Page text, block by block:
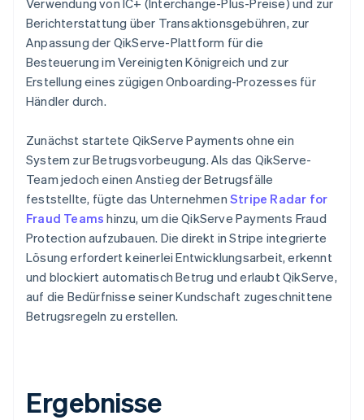
Berichterstattung über Transaktionsgebühren, zur
Anpassung der QikServe-Plattform für die
Besteuerung im Vereinigten Königreich und zur
Erstellung eines zügigen Onboarding-Prozesses für
Händler durch.
Zunächst startete QikServe Payments ohne ein
System zur Betrugsvorbeugung. Als das QikServe-
Team jedoch einen Anstieg der Betrugsfälle
feststellte, fügte das Unternehmen Stripe Radar for
Fraud Teams hinzu, um die QikServe Payments Fraud
Protection aufzubauen. Die direkt in Stripe integrierte
Lösung erfordert keinerlei Entwicklungsarbeit, erkennt
und blockiert automatisch Betrug und erlaubt QikServe,
auf die Bedürfnisse seiner Kundschaft zugeschnittene
Betrugsregeln zu erstellen.
Ergebnisse